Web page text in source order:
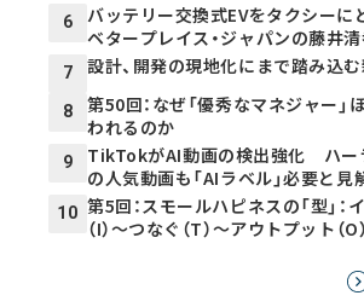
6
バッテリー交換式EVをタクシーにと
ベタープレイス・ジャパンの藤井
7 設計、開発の現地化にまで踏み込
8
第50回：なぜ「優秀なマネジャー」
われるのか
9
TikTokがAI動画の検出強化 ハー
の人気動画も「AIラベル」必要と見
10 第5回：スモールハピネスの「型」：
（I）～つなぐ（T）～アウトプット（O